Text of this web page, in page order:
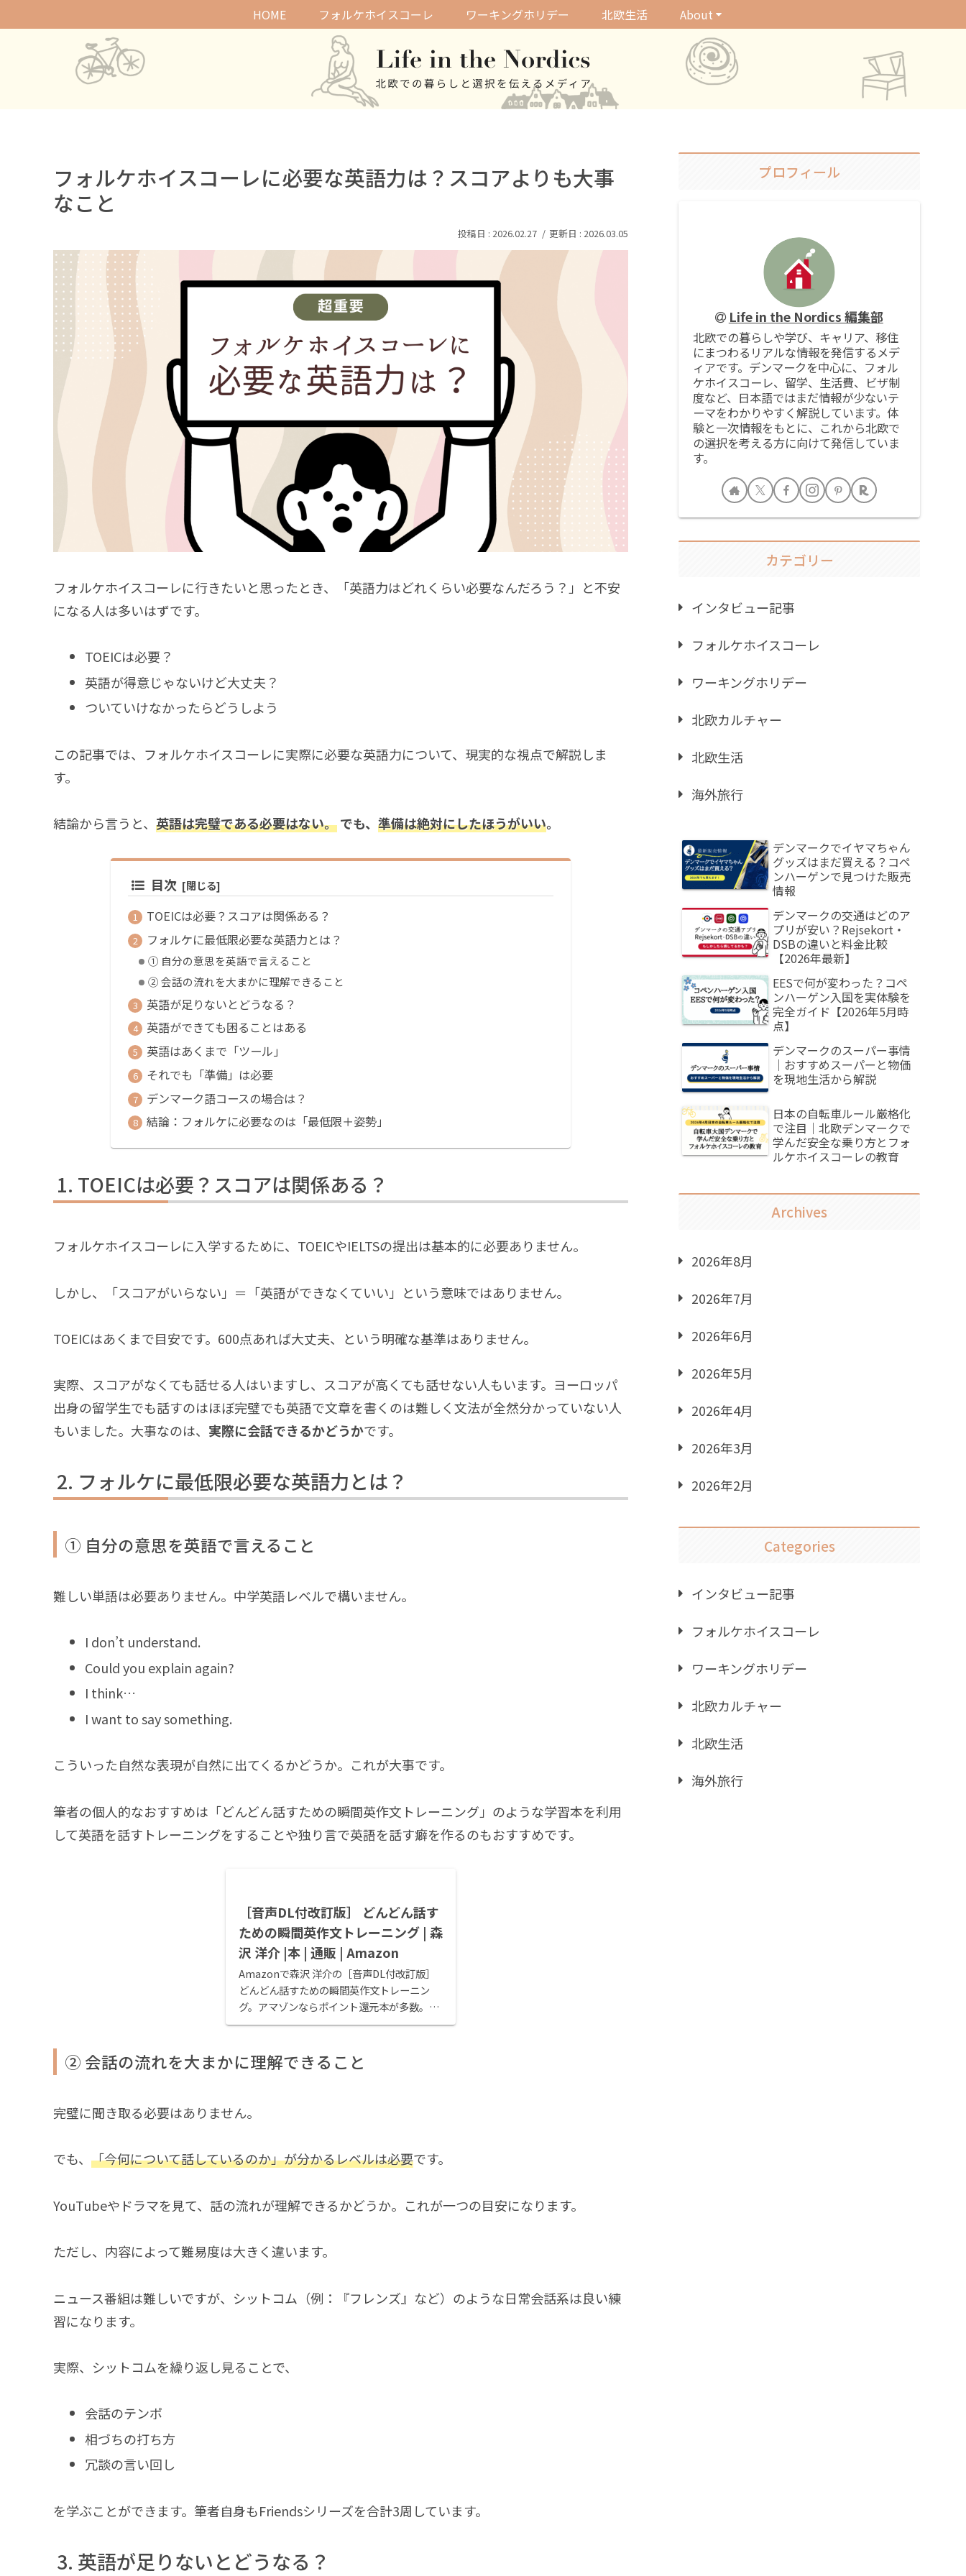
HOME フォルケホイスコーレ ワーキングホリデー 北欧生活 About
フォルケホイスコーレに必要な英語力は？スコアよりも大事
なこと
2026.02.27 2026.03.05
フォルケホイスコーレに行きたいと思ったとき、「英語力はどれくらい必要なんだろう？」と不安
になる人は多いはずです。
TOEICは必要？
英語が得意じゃないけど大丈夫？
ついていけなかったらどうしよう
この記事では、フォルケホイスコーレに実際に必要な英語力について、現実的な視点で解説しま
す。
結論から言うと、 英語は完璧である必要はない。でも、 準備は絶対にしたほうがいい。
目次
TOEICは必要？スコアは関係ある？
フォルケに最低限必要な英語力とは？
① 自分の意思を英語で言えること
② 会話の流れを大まかに理解できること
英語が足りないとどうなる？
英語ができても困ることはある
英語はあくまで「ツール」
それでも「準備」は必要
デンマーク語コースの場合は？
結論：フォルケに必要なのは「最低限＋姿勢」
TOEICは必要？スコアは関係ある？
フォルケホイスコーレに入学するために、TOEICやIELTSの提出は基本的に必要ありません。
しかし、「スコアがいらない」＝「英語ができなくていい」という意味ではありません。
TOEICはあくまで目安です。600点あれば大丈夫、という明確な基準はありません。
実際、スコアがなくても話せる人はいますし、スコアが高くても話せない人もいます。ヨーロッパ
出身の留学生でも話すのはほぼ完璧でも英語で文章を書くのは難しく文法が全然分かっていない人
もいました。大事なのは、 実際に会話できるかどうかです。
フォルケに最低限必要な英語力とは？
① 自分の意思を英語で言えること
難しい単語は必要ありません。中学英語レベルで構いません。
I don’t understand.
Could you explain again?
I think…
I want to say something.
こういった自然な表現が自然に出てくるかどうか。これが大事です。
筆者の個人的なおすすめは「どんどん話すための瞬間英作文トレーニング」のような学習本を利用
して英語を話すトレーニングをすることや独り言で英語を話す癖を作るのもおすすめです。
［音声DL付改訂版］ どんどん話す
ための瞬間英作文トレーニング | 森
沢 洋介 |本 | 通販 | Amazon
Amazonで森沢 洋介の［音声DL付改訂版］
どんどん話すための瞬間英作文トレーニン
グ。アマゾンならポイント還元本が多数。森
沢 洋介作品ほか、お急ぎ便対象商品は当日お
どん話すための瞬間英作文トレー...
② 会話の流れを大まかに理解できること
完璧に聞き取る必要はありません。
でも、 「今何について話しているのか」が分かるレベルは必要です。
YouTubeやドラマを見て、話の流れが理解できるかどうか。これが一つの目安になります。
ただし、内容によって難易度は大きく違います。
ニュース番組は難しいですが、シットコム（例：『フレンズ』など）のような日常会話系は良い練
習になります。
実際、シットコムを繰り返し見ることで、
会話のテンポ
相づちの打ち方
冗談の言い回し
を学ぶことができます。筆者自身もFriendsシリーズを合計3周しています。
英語が足りないとどうなる？
プロフィール
Life in the Nordics 編集部
北欧での暮らしや学び、キャリア、移住
にまつわるリアルな情報を発信するメデ
ィアです。デンマークを中心に、フォル
ケホイスコーレ、留学、生活費、ビザ制
度など、日本語ではまだ情報が少ないテ
ーマをわかりやすく解説しています。体
験と一次情報をもとに、これから北欧で
の選択を考える方に向けて発信していま
す。
カテゴリー
インタビュー記事
フォルケホイスコーレ
ワーキングホリデー
北欧カルチャー
北欧生活
海外旅行
デンマークでイヤマちゃん
グッズはまだ買える？コペ
ンハーゲンで見つけた販売
情報
デンマークの交通はどのア
プリが安い？Rejsekort・
DSBの違いと料金比較
【2026年最新】
EESで何が変わった？コペ
ンハーゲン入国を実体験を
完全ガイド【2026年5月時
点】
デンマークのスーパー事情
｜おすすめスーパーと物価
を現地生活から解説
日本の自転車ルール厳格化
で注目｜北欧デンマークで
学んだ安全な乗り方とフォ
ルケホイスコーレの教育
Archives
2026年8月
2026年7月
2026年6月
2026年5月
2026年4月
2026年3月
2026年2月
Categories
インタビュー記事
フォルケホイスコーレ
ワーキングホリデー
北欧カルチャー
北欧生活
海外旅行